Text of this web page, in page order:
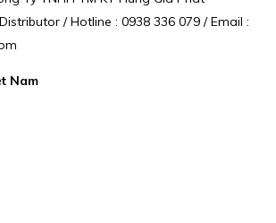
/ Hotline : 0938 336 079 / Email :
Nam